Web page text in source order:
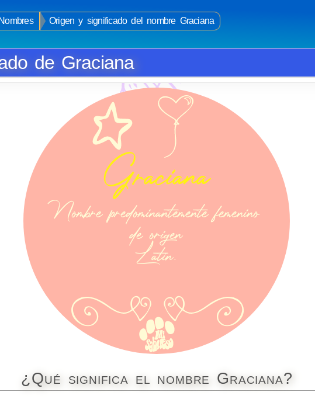
Origen y significado del nombre Graciana
de Graciana
¿Qué significa el nombre Graciana?